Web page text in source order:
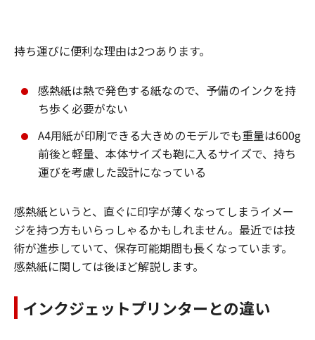
持ち運びに便利な理由は2つあります。
感熱紙は熱で発色する紙なので、予備のインクを持
ち歩く必要がない
A4用紙が印刷できる大きめのモデルでも重量は600g
前後と軽量、本体サイズも鞄に入るサイズで、持ち
運びを考慮した設計になっている
感熱紙というと、直ぐに印字が薄くなってしまうイメー
ジを持つ方もいらっしゃるかもしれません。最近では技
術が進歩していて、保存可能期間も長くなっています。
感熱紙に関しては後ほど解説します。
インクジェットプリンターとの違い